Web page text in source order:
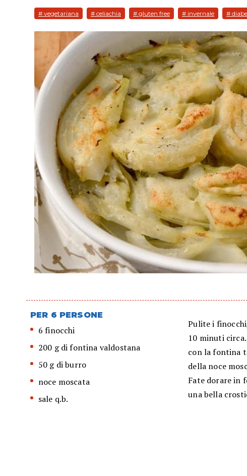
# vegetariana # celiachia # gluten free # invernale #
PER 6 PERSONE
6 finocchi
200 g di fontina valdostana
50 g di burro
noce moscata
sale q.b.
Pulite i
10 minuti
con la fontina
della noce
Fate dorare in
una bella